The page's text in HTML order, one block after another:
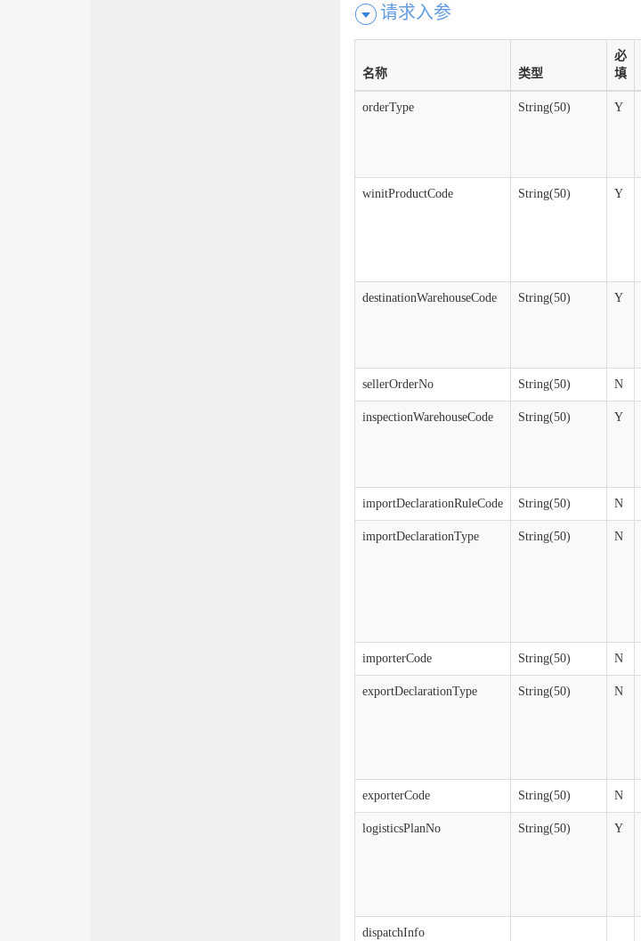
请求入参
名称 类型
必
填
orderType String(50) Y
winitProductCode String(50) Y
destinationWarehouseCode String(50) Y
sellerOrderNo String(50) N
inspectionWarehouseCode String(50) Y
importDeclarationRuleCode String(50) N
importDeclarationType String(50) N
importerCode String(50) N
exportDeclarationType String(50) N
exporterCode String(50) N
logisticsPlanNo String(50) Y
dispatchInfo